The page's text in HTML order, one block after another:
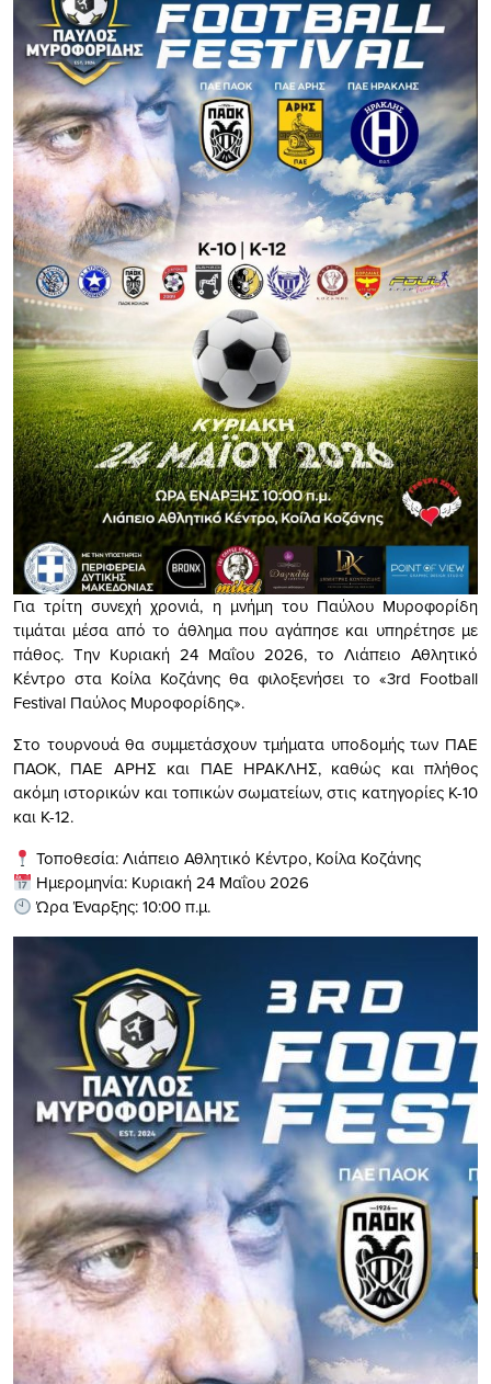
Για τρίτη συνεχή χρονιά, η μνήμη του Παύλου Μυροφορίδη
τιμάται μέσα από το άθλημα που αγάπησε και υπηρέτησε με
πάθος. Την Κυριακή 24 Μαΐου 2026, το Λιάπειο Αθλητικό
Κέντρο στα Κοίλα Κοζάνης θα φιλοξενήσει το «3rd Football
Festival Παύλος Μυροφορίδης».
Στο τουρνουά θα συμμετάσχουν τμήματα υποδομής των ΠΑΕ
ΠΑΟΚ, ΠΑΕ ΑΡΗΣ και ΠΑΕ ΗΡΑΚΛΗΣ, καθώς και πλήθος
ακόμη ιστορικών και τοπικών σωματείων, στις κατηγορίες Κ-10
και Κ-12.
Τοποθεσία: Λιάπειο Αθλητικό Κέντρο, Κοίλα Κοζάνης
Ημερομηνία: Κυριακή 24 Μαΐου 2026
Ώρα Έναρξης: 10:00 π.μ.